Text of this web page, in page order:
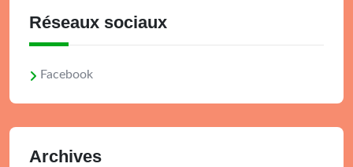
Réseaux sociaux
Facebook
Archives